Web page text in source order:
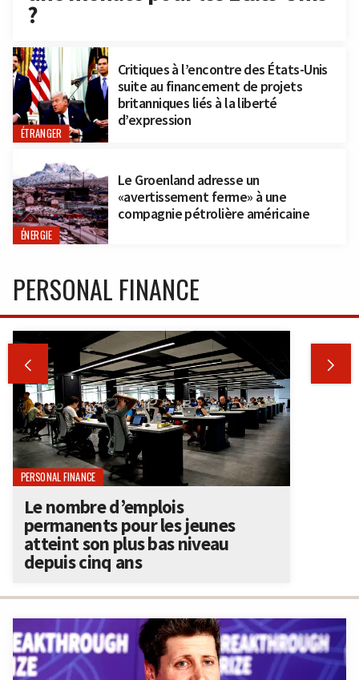
?
ÉTRANGER
Critiques à l’encontre des États-Unis
suite au financement de projets
britanniques liés à la liberté
d’expression
ÉNERGIE
Le Groenland adresse un
«avertissement ferme» à une
compagnie pétrolière américaine
PERSONAL FINANCE
 
PERSONAL FINANCE
Le nombre d’emplois
permanents pour les jeunes
atteint son plus bas niveau
depuis cinq ans